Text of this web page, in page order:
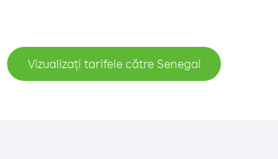
Vizualizați tarifele către Senegal